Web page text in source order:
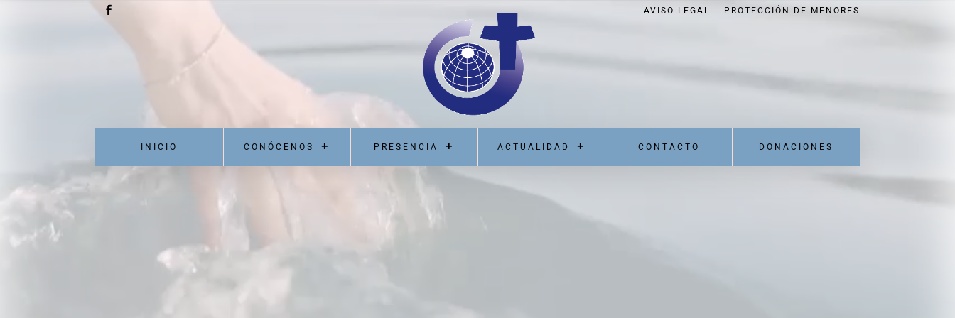
AVISO LEGAL PROTECCIÓN DE MENORES
INICIO CONÓCENOS PRESENCIA ACTUALIDAD CONTACTO DONACIONES
de
vídeo